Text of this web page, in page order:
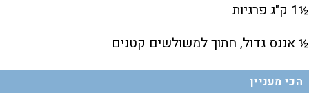
½1 ק"ג פרגיות
½ אננס גדול, חתוך למשולשים קטנים
הכי מעניין